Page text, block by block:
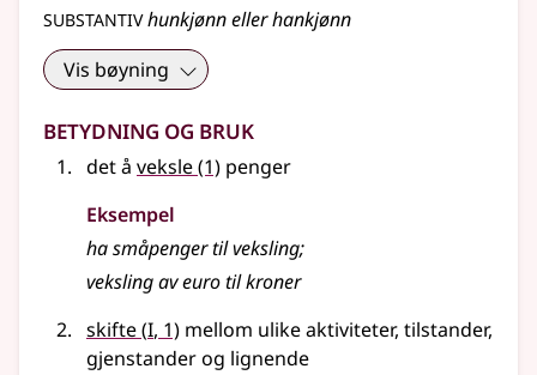
substantivhunkjønn eller hankjønn
Vis bøyning
Betydning og bruk
det å veksle(1) penger
Eksempel
ha småpenger til veksling;
veksling av euro til kroner
skifte(1
I, 1) mellom ulike aktiviteter, tilstander,
gjenstanderog lignende